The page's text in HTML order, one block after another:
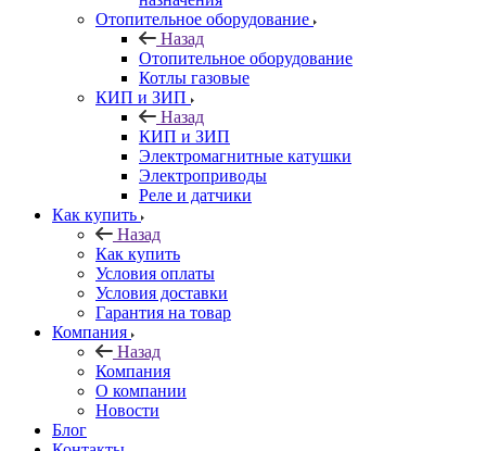
Отопительное оборудование
Назад
Отопительное оборудование
Котлы газовые
КИП и ЗИП
Назад
КИП и ЗИП
Электромагнитные катушки
Электроприводы
Реле и датчики
Как купить
Назад
Как купить
Условия оплаты
Условия доставки
Гарантия на товар
Компания
Назад
Компания
О компании
Новости
Блог